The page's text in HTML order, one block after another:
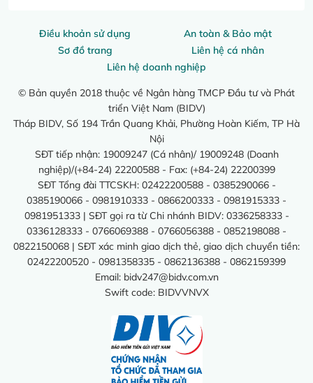
Điều khoản sử dụng
An toàn & Bảo mật
Sơ đồ trang
Liên hệ cá nhân
Liên hệ doanh nghiệp
© Bản quyền 2018 thuộc về Ngân hàng TMCP Đầu tư và Phát
triển Việt Nam (BIDV)
Tháp BIDV, Số 194 Trần Quang Khải, Phường Hoàn Kiếm, TP Hà
Nội
SĐT tiếp nhận: 19009247 (Cá nhân)/ 19009248 (Doanh
nghiệp)/(+84-24) 22200588 - Fax: (+84-24) 22200399
SĐT Tổng đài TTCSKH: 02422200588 - 0385290066 -
0385190066 - 0981910333 - 0866200333 - 0981915333 -
0981951333 | SĐT gọi ra từ Chi nhánh BIDV: 0336258333 -
0336128333 - 0766069388 - 0766056388 - 0852198088 -
0822150068 | SĐT xác minh giao dịch thẻ, giao dịch chuyển tiền:
02422200520 - 0981358335 - 0862136388 - 0862159399
Email: bidv247@bidv.com.vn
Swift code: BIDVVNVX